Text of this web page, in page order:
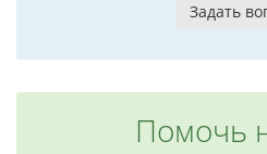
Задать
Помочь